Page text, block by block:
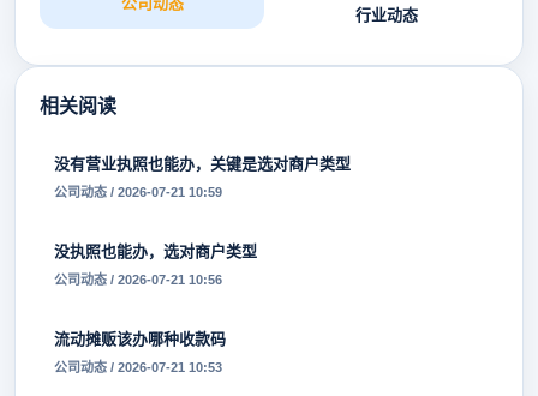
行业动态
相关阅读
没有营业执照也能办，关键是选对商户类型
公司动态 / 2026-07-21 10:59
没执照也能办，选对商户类型
公司动态 / 2026-07-21 10:56
流动摊贩该办哪种收款码
公司动态 / 2026-07-21 10:53